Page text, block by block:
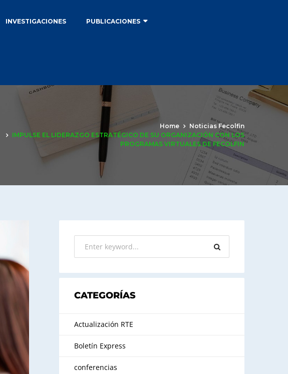
INVESTIGACIONES PUBLICACIONES
Home
Noticias Fecolfin
IMPULSE EL LIDERAZGO ESTRATÉGICO DE SU ORGANIZACIÓN CON LOS
PROGRAMAS VIRTUALES DE FECOLFIN
CATEGORÍAS
Actualización RTE
Boletín Express
conferencias